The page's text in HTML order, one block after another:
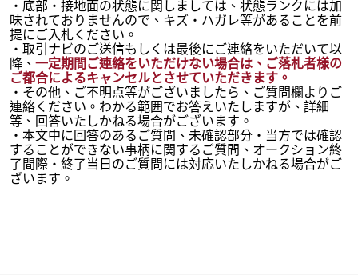
・底部・接地面の状態に関しましては、状態ランクには加
味されておりませんので、キズ・ハガレ等があることを前
提にご入札ください。
・取引ナビのご送信もしくは最後にご連絡をいただいて以
降、 一定期間ご連絡をいただけない場合は、ご落札者様の
ご都合によるキャンセルとさせていただきます。
・その他、ご不明点等がございましたら、ご質問欄よりご
連絡ください。わかる範囲でお答えいたしますが、詳細
等、回答いたしかねる場合がございます。
・本文中に回答のあるご質問、未確認部分・当方では確認
することができない事柄に関するご質問、オークション終
了間際・終了当日のご質問には対応いたしかねる場合がご
ざいます。